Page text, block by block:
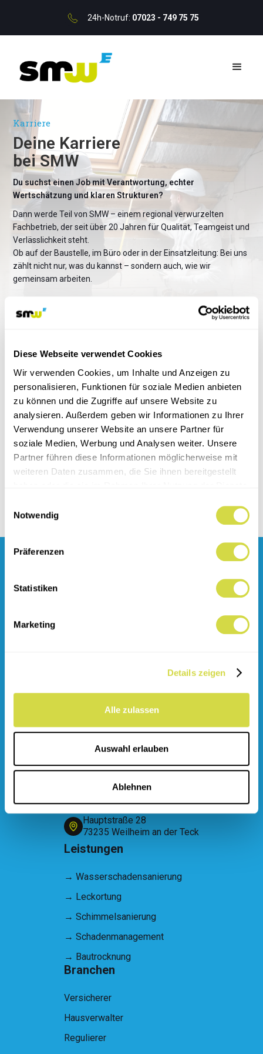
Diese Webseite verwendet Cookies
Wir verwenden Cookies, um Inhalte und Anzeigen zu
personalisieren, Funktionen für soziale Medien anbieten
zu können und die Zugriffe auf unsere Website zu
analysieren. Außerdem geben wir Informationen zu Ihrer
Verwendung unserer Website an unsere Partner für
soziale Medien, Werbung und Analysen weiter. Unsere
Partner führen diese Informationen möglicherweise mit
weiteren Daten zusammen, die Sie ihnen bereitgestellt
Notwendig
Präferenzen
Statistiken
Marketing
Details zeigen
Alle zulassen
Auswahl erlauben
Ablehnen
24h-Notruf: 07023 - 749 75 75
Karriere
Deine Karriere
bei SMW
Du suchst einen Job mit Verantwortung, echter
Wertschätzung und klaren Strukturen?
Dann werde Teil von SMW – einem regional verwurzelten
Fachbetrieb, der seit über 20 Jahren für Qualität, Teamgeist und
Verlässlichkeit steht.
Ob auf der Baustelle, im Büro oder in der Einsatzleitung: Bei uns
zählt nicht nur, was du kannst – sondern auch, wie wir
gemeinsam arbeiten.
Jetzt bewerben
Standort
In der Region zuhause – für Sie
unterwegs
Raum Baden-Württemberg
Hauptstraße 28
73235 Weilheim an der Teck
Kontakt
info@smw-gmbh.de
07023 - 749 75 0
Hauptstraße 28
73235 Weilheim an der Teck
Leistungen
→ Wasserschadensanierung
→ Leckortung
→ Schimmelsanierung
→ Schadenmanagement
→ Bautrocknung
Branchen
Versicherer
Hausverwalter
Regulierer